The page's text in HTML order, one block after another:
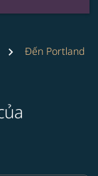
Đến Portland